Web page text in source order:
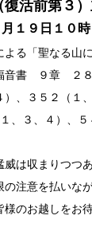
復活前第３
１９日１０
る「聖なる山に
音書 ９章 ２
、３５２（１、
、３、４）、５
は収まりつつあ
注意を払いな
のお越しをお